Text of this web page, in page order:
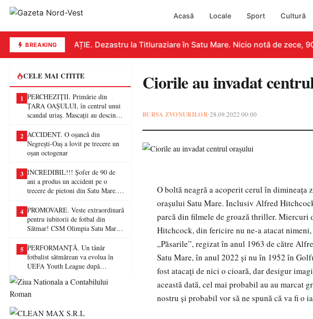
Acasă Locale Sport Cultură
BREAKINGEDUCAȚIE. Dezastru la Titluraziare în Satu Mare. Nicio notă de zece,
CELE MAI CITITE
1 PERCHEZIȚII. Primărie din
ȚARA OAȘULUI, în centrul unui
scandal uriaș. Mascații au descins
fraude de proporții
2 ACCIDENT. O oșancă din
Negrești-Oaș a lovit pe trecere un
oșan octogenar
3 INCREDIBIL!!! Șofer de 90 de
ani a produs un accident pe o
trecere de pietoni din Satu Mare. O
4 PROMOVARE. Veste extraordinară
pentru iubitorii de fotbal din
Sătmar! CSM Olimpia Satu Mare
5 PERFORMANȚĂ. Un tânăr
fotbalist sătmărean va evolua în
UEFA Youth League după
Ciorile au invadat
BURSA ZVONURILOR•28.09.2022 00:00
O boltă neagră a acoperit cerul în
orașului Satu Mare. Inclusiv Alfred
parcă din filmele de groază thriller.
Hitchcock, din fericire nu ne-a atacat
„Păsarile”, regizat în anul 1963 de către
Satu Mare, în anul 2022 și nu în 1952 în
fost atacați de nici o cioară, dar desigur
această dată, cel mai probabil au au marcat
nostru și probabil vor să ne spună că va fi o